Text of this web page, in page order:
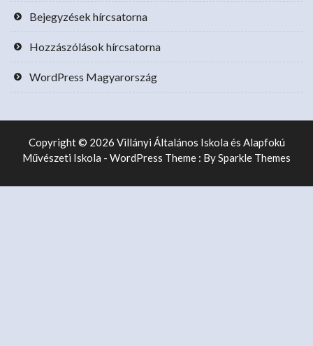
Bejegyzések hírcsatorna
Hozzászólások hírcsatorna
WordPress Magyarország
Copyright © 2026 Villányi Általános Iskola és Alapfokú
Művészeti Iskola - WordPress Theme : BySparkle Themes